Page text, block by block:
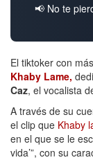
📢 No te
El tiktoker con
Khaby Lame,
Caz, el vocalista
A través de su
el clip que Khaby
en el que se le
vida’”, con su